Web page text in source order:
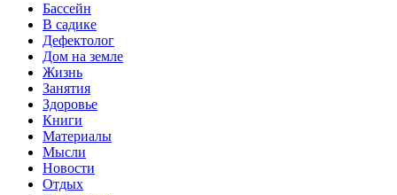
Бассейн
В садике
Дефектолог
Дом на земле
Жизнь
Занятия
Здоровье
Книги
Материалы
Мысли
Новости
Отдых